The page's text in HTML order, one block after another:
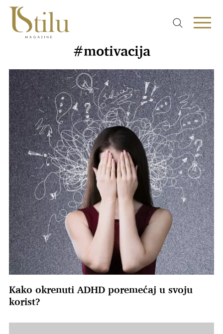
#motivacija
Kako okrenuti ADHD poremećaj u svoju
korist?